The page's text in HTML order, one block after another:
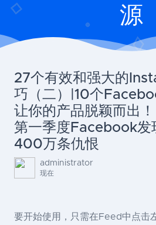
源
27个有效和强大的
巧（二）|10个
让你的产品脱颖而出
第一季度Facebook发
400万条仇恨
administrator
现在
要开始使用，只需在Feed中点击